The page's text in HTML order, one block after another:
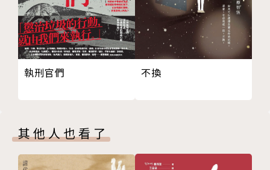
山難記事
打狗情歌
上尾ê薰田
草猴──Hō͘ Cinderella
媽祖渡海──寫hō͘陳達先（sian）唱
Chapter 2 中華民國時代．二二八事件．白色恐怖
Hō͘鄭南榕
你先行 我隨行
執刑官們 不換
其他人也看了